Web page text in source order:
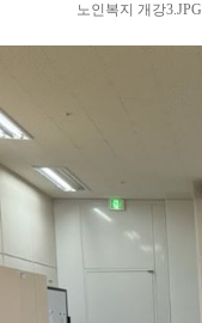
노인복지 개강3.JPG